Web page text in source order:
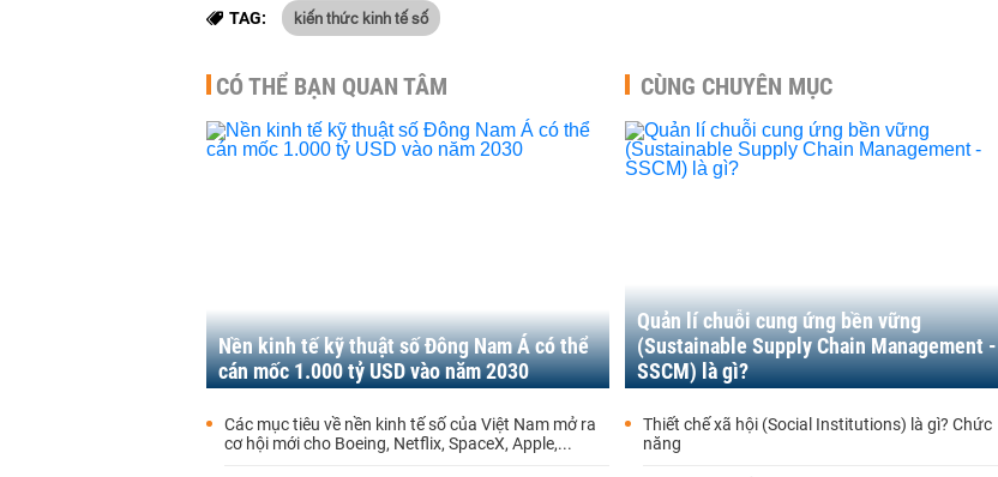
TAG: kiến thức kinh tế số
CÓ THỂ BẠN QUAN TÂM
Nền kinh tế kỹ thuật số Đông Nam Á có thể
cán mốc 1.000 tỷ USD vào năm 2030
Các mục tiêu về nền kinh tế số của Việt Nam mở ra
cơ hội mới cho Boeing, Netflix, SpaceX, Apple,...
CÙNG CHUYÊN MỤC
Quản lí chuỗi cung ứng bền vững
(Sustainable Supply Chain Management -
SSCM) là gì?
Thiết chế xã hội (Social Institutions) là gì? Chức
năng